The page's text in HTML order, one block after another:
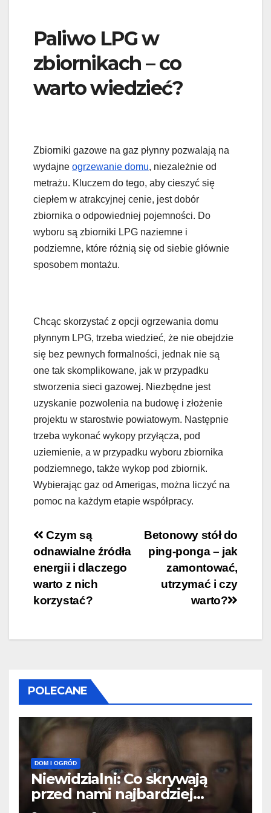
Paliwo LPG w
zbiornikach – co
warto wiedzieć?
Zbiorniki gazowe na gaz płynny pozwalają na
wydajne ogrzewanie domu, niezależnie od
metrażu. Kluczem do tego, aby cieszyć się
ciepłem w atrakcyjnej cenie, jest dobór
zbiornika o odpowiedniej pojemności. Do
wyboru są zbiorniki LPG naziemne i
podziemne, które różnią się od siebie głównie
sposobem montażu.
Chcąc skorzystać z opcji ogrzewania domu
płynnym LPG, trzeba wiedzieć, że nie obejdzie
się bez pewnych formalności, jednak nie są
one tak skomplikowane, jak w przypadku
stworzenia sieci gazowej. Niezbędne jest
uzyskanie pozwolenia na budowę i złożenie
projektu w starostwie powiatowym. Następnie
trzeba wykonać wykopy przyłącza, pod
uziemienie, a w przypadku wyboru zbiornika
podziemnego, także wykop pod zbiornik.
Wybierając gaz od Amerigas, można liczyć na
pomoc na każdym etapie współpracy.
Nawigacja
wpisu
Betonowy stół do
ping-ponga – jak
zamontować,
utrzymać i czy
warto?
Czym są
odnawialne źródła
energii i dlaczego
warto z nich
korzystać?
POLECANE
DOM I OGRÓD
Niewidzialni: Co skrywają
przed nami najbardziej
tajemnicze grupy?